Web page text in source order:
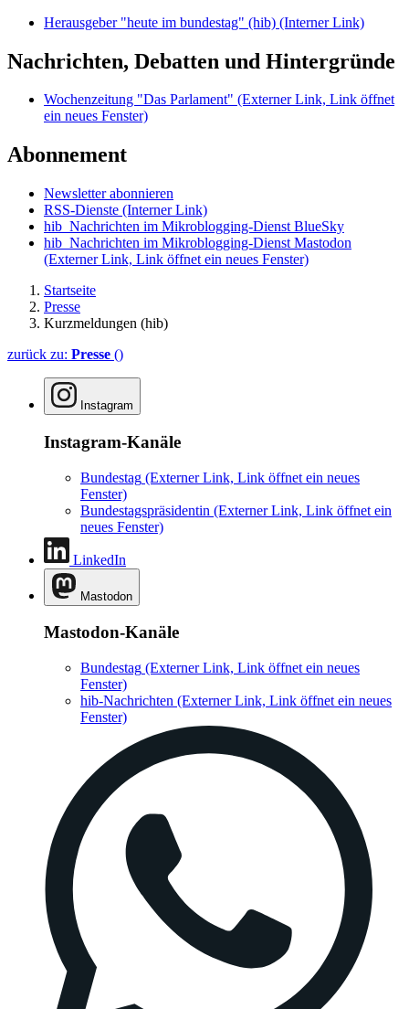
Herausgeber "heute im bundestag" (hib) (Interner Link)
Nachrichten, Debatten und Hintergründe
Wochenzeitung "Das Parlament" (Externer Link, Link öffnet
ein neues Fenster)
Abonnement
Newsletter abonnieren
RSS-Dienste (Interner Link)
hib_Nachrichten im Mikroblogging-Dienst BlueSky
hib_Nachrichten im Mikroblogging-Dienst Mastodon
(Externer Link, Link öffnet ein neues Fenster)
Startseite
Presse
Kurzmeldungen (hib)
zurück zu: Presse ()
Instagram
Instagram-Kanäle
Bundestag (Externer Link, Link öffnet ein neues
Fenster)
Bundestagspräsidentin (Externer Link, Link öffnet ein
neues Fenster)
LinkedIn
Mastodon
Mastodon-Kanäle
Bundestag (Externer Link, Link öffnet ein neues
Fenster)
hib-Nachrichten (Externer Link, Link öffnet ein neues
Fenster)